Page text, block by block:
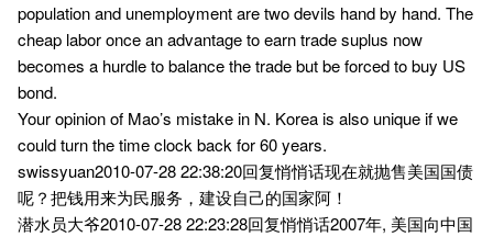
population and unemployment are two devils hand by hand. The
cheap labor once an advantage to earn trade suplus now
becomes a hurdle to balance the trade but be forced to buy US
bond.
Your opinion of Mao’s mistake in N. Korea is also unique if we
could turn the time clock back for 60 years.
swissyuan2010-07-28 22:38:20回复悄悄话现在就抛售美国国债
呢？把钱用来为民服务，建设自己的国家阿！
潜水员大爷2010-07-28 22:23:28回复悄悄话2007年, 美国向中国